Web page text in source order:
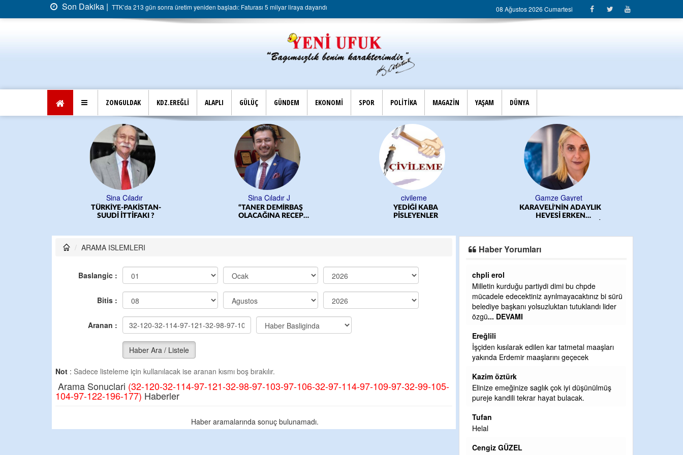
Son Dakika | TTK’da 213 gün sonra üretim yeniden başladı: Faturası 5 milyar liraya dayandı 08 Ağustos 2026 Cumartesi
ZONGULDAK KDZ.EREĞLİ ALAPLI GÜLÜÇ GÜNDEM EKONOMİ SPOR POLİTİKA MAGAZİN YAŞAM DÜNYA
Sina Çıladır
TÜRKİYE-PAKİSTAN-
SUUDİ İTTİFAKI ?
Sina Çıladır J
“TANER DEMİRBAŞ
OLACAĞINA RECEP
civileme
YEDİĞİ KABA
PİSLEYENLER
Gamze Gayret
KARAVELİ'NİN ADAYLIK
HEVESİ ERKEN
ARAMA ISLEMLERI
Baslangic :
Bitis :
Aranan :
Haber Ara / Listele
Not : Sadece listeleme için kullanılacak ise aranan kısmı boş bırakılır.
Arama Sonuclari (32-120-32-114-97-121-32-98-97-103-97-106-32-97-114-97-109-97-32-99-105-
104-97-122-196-177) Haberler
Haber aramalarında sonuç bulunamadı.
Haber Yorumları
chpli erol
Milletin kurduğu partiydi dimi bu chpde
mücadele edecektiniz ayrılmayacaktınız bi sürü
belediye başkanı yolsuzluktan tutuklandı lider
özgü... DEVAMI
Ereğlili
İşçiden kısılarak edilen kar tatmetal maaşları
yakında Erdemir maaşlarını geçecek
Kazim öztürk
Elinize emeğinize saglık çok iyi düşünülmüş
pureje kandili tekrar hayat bulacak.
Tufan
Helal
Cengiz GÜZEL